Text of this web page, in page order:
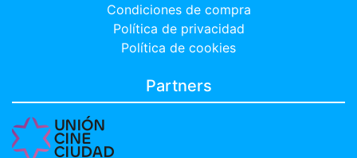
Condiciones de compra
Política de privacidad
Política de cookies
Partners